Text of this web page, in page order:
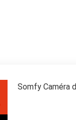
Somfy Caméra